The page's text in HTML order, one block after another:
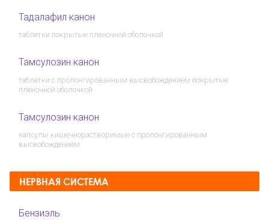
Тадалафил канон
таблетки покрытые пленочной оболочкой
Тамсулозин канон
таблетки с пролонгированным высвобождением покрытые
пленочной оболочкой
Тамсулозин канон
капсулы кишечнорастворимые с пролонгированным
высвобождением
НЕРВНАЯ СИСТЕМА
Бензиэль